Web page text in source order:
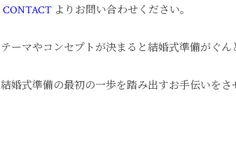
CONTACT よりお問い合わせください。
テーマやコンセプトが決まると結婚式準備がぐん
結婚式準備の最初の一歩を踏み出すお手伝いを